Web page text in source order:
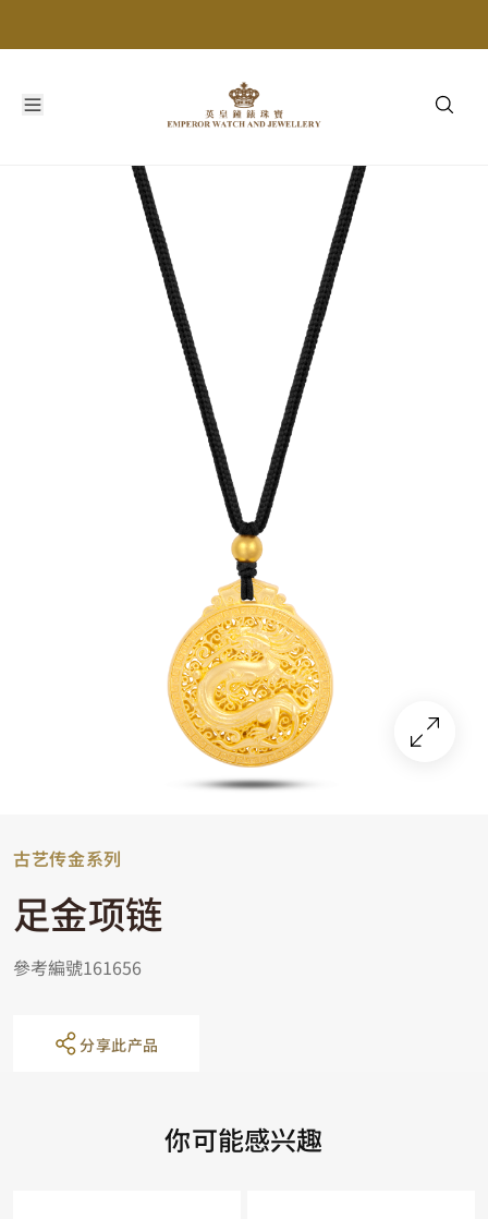
古艺传金系列
足金项链
參考編號161656
分享此产品
你可能感兴趣